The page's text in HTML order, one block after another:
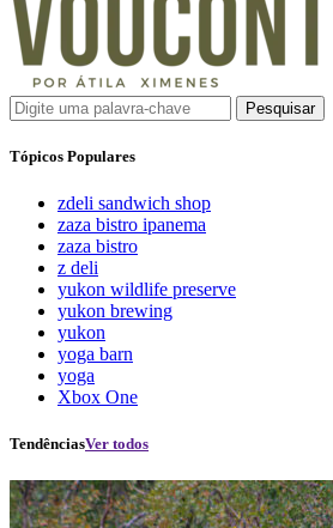
Pesquisar
Tópicos Populares
zdeli sandwich shop
zaza bistro ipanema
zaza bistro
z deli
yukon wildlife preserve
yukon brewing
yukon
yoga barn
yoga
Xbox One
TendênciasVer todos